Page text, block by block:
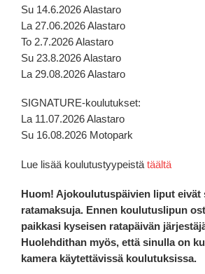
Su 14.6.2026 Alastaro
La 27.06.2026 Alastaro
To 2.7.2026 Alastaro
Su 23.8.2026 Alastaro
La 29.08.2026 Alastaro
SIGNATURE-koulutukset:
La 11.07.2026 Alastaro
Su 16.08.2026 Motopark
Lue lisää koulutustyypeistä täältä
Huom! Ajokoulutuspäivien liput eivät
ratamaksuja. Ennen koulutuslipun
paikkasi kyseisen ratapäivän
Huolehdithan myös, että sinulla on
kamera käytettävissä koulutuksissa.